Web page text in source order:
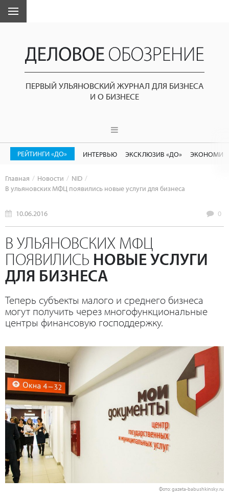
ПЕРВЫЙ УЛЬЯНОВСКИЙ ЖУРНАЛ ДЛЯ БИЗНЕСА
И О БИЗНЕСЕ
РЕЙТИНГИ «ДО» ИНТЕРВЬЮ ЭКСКЛЮЗИВ «ДО»
Главная Новости
NID
В ульяновских МФЦ появились новые услуги для бизнеса
10.06.2016 0
В УЛЬЯНОВСКИХ МФЦ
ПОЯВИЛИСЬ НОВЫЕ УСЛУГИ
ДЛЯ БИЗНЕСА
Теперь субъекты малого и среднего бизнеса
могут получить через многофункциональные
центры финансовую господдержку.
Фото: gazeta-babushkinsky.ru